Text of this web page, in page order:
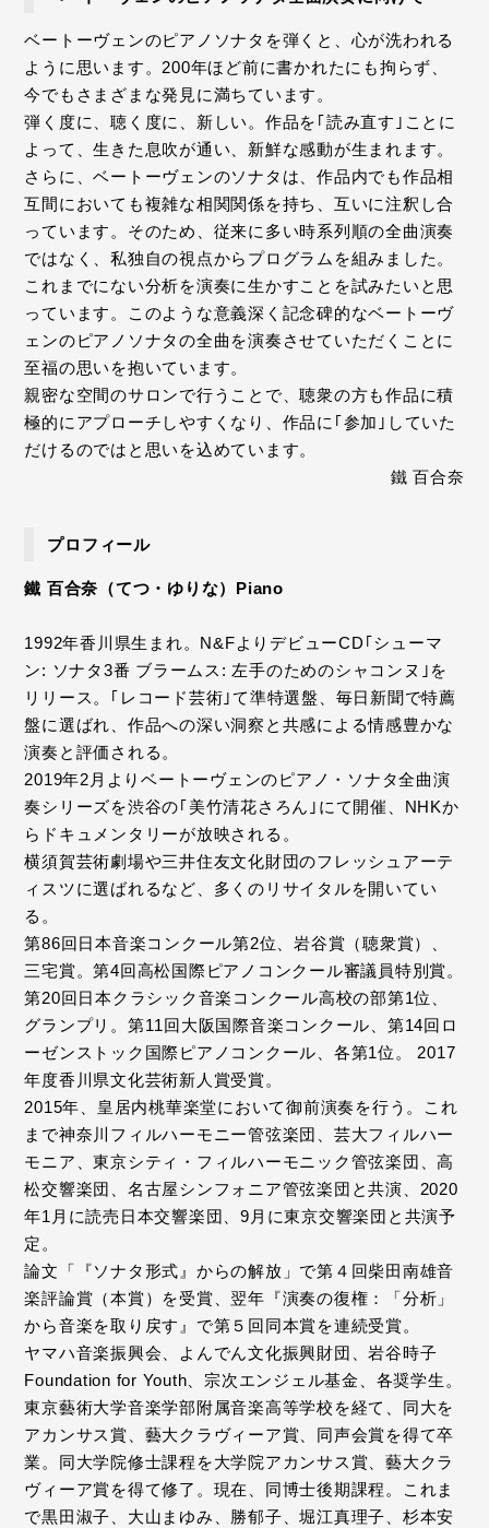
ベートーヴェンのピアノソナタを弾くと、心が洗われる
ように思います。200年ほど前に書かれたにも拘らず、
今でもさまざまな発見に満ちています。
弾く度に、聴く度に、新しい。作品を｢読み直す｣ことに
よって、生きた息吹が通い、新鮮な感動が生まれます。
さらに、ベートーヴェンのソナタは、作品内でも作品相
互間においても複雑な相関関係を持ち、互いに注釈し合
っています。そのため、従来に多い時系列順の全曲演奏
ではなく、私独自の視点からプログラムを組みました。
これまでにない分析を演奏に生かすことを試みたいと思
っています。このような意義深く記念碑的なベートーヴ
ェンのピアノソナタの全曲を演奏させていただくことに
至福の思いを抱いています。
親密な空間のサロンで行うことで、聴衆の方も作品に積
極的にアプローチしやすくなり、作品に｢参加｣していた
だけるのではと思いを込めています。
鐵 百合奈
プロフィール
鐵 百合奈（てつ・ゆりな）Piano
1992年香川県生まれ。N&FよりデビューCD｢シューマ
ン: ソナタ3番 ブラームス: 左手のためのシャコンヌ｣を
リリース。｢レコード芸術｣て準特選盤、毎日新聞で特薦
盤に選ばれ、作品への深い洞察と共感による情感豊かな
演奏と評価される。
2019年2月よりベートーヴェンのピアノ・ソナタ全曲演
奏シリーズを渋谷の｢美竹清花さろん｣にて開催、NHKか
らドキュメンタリーが放映される。
横須賀芸術劇場や三井住友文化財団のフレッシュアーテ
ィスツに選ばれるなど、多くのリサイタルを開いてい
る。
第86回日本音楽コンクール第2位、岩谷賞（聴衆賞）、
三宅賞。第4回高松国際ピアノコンクール審議員特別賞。
第20回日本クラシック音楽コンクール高校の部第1位、
グランプリ。第11回大阪国際音楽コンクール、第14回ロ
ーゼンストック国際ピアノコンクール、各第1位。 2017
年度香川県文化芸術新人賞受賞。
2015年、皇居内桃華楽堂において御前演奏を行う。これ
まで神奈川フィルハーモニー管弦楽団、芸大フィルハー
モニア、東京シティ・フィルハーモニック管弦楽団、高
松交響楽団、名古屋シンフォニア管弦楽団と共演、2020
年1月に読売日本交響楽団、9月に東京交響楽団と共演予
定。
論文「『ソナタ形式』からの解放」で第４回柴田南雄音
楽評論賞（本賞）を受賞、翌年『演奏の復権：「分析」
から音楽を取り戻す』で第５回同本賞を連続受賞。
ヤマハ音楽振興会、よんでん文化振興財団、岩谷時子
Foundation for Youth、宗次エンジェル基金、各奨学生。
東京藝術大学音楽学部附属音楽高等学校を経て、同大を
アカンサス賞、藝大クラヴィーア賞、同声会賞を得て卒
業。同大学院修士課程を大学院アカンサス賞、藝大クラ
ヴィーア賞を得て修了。現在、同博士後期課程。これま
で黒田淑子、大山まゆみ、勝郁子、堀江真理子、杉本安